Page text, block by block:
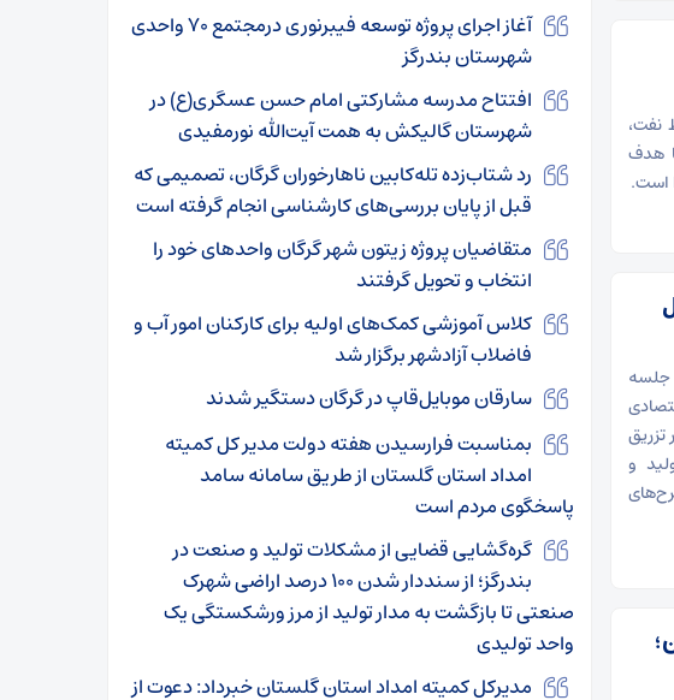
نفت،
هدف
است.
جلسه
و
؛
آغاز اجرای پروژه توسعه فیبرنوری درمجتمع ۷۰ واحدی
شهرستان بندرگز
افتتاح مدرسه مشارکتی امام حسن عسگری(ع) در
شهرستان گالیکش به همت آیت‌الله نورمفیدی
رد شتاب‌زده تله‌کابین ناهارخوران گرگان، تصمیمی که
قبل از پایان بررسی‌های کارشناسی انجام گرفته است
متقاضیان پروژه زیتون شهر گرگان واحد‌های خود را
انتخاب و تحویل گرفتند
کلاس آموزشی کمک‌های اولیه برای کارکنان امور آب و
فاضلاب آزادشهر برگزار شد
سارقان موبایل‌قاپ در گرگان دستگیر شدند
بمناسبت فرارسیدن هفته دولت مدیر کل کمیته
امداد استان گلستان از طریق سامانه سامد
پاسخگوی مردم است
گره‌گشایی قضایی از مشکلات تولید و صنعت در
بندرگز؛ از سنددار شدن ۱۰۰ درصد اراضی شهرک
صنعتی تا بازگشت به مدار تولید از مرز ورشکستگی یک
واحد تولیدی
مدیرکل کمیته امداد استان گلستان خبرداد: دعوت از